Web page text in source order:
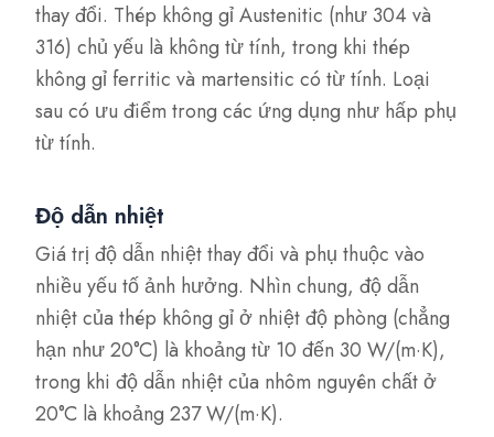
thay đổi. Thép không gỉ Austenitic (như 304 và
316) chủ yếu là không từ tính, trong khi thép
không gỉ ferritic và martensitic có từ tính. Loại
sau có ưu điểm trong các ứng dụng như hấp phụ
từ tính.
Độ dẫn nhiệt
Giá trị độ dẫn nhiệt thay đổi và phụ thuộc vào
nhiều yếu tố ảnh hưởng. Nhìn chung, độ dẫn
nhiệt của thép không gỉ ở nhiệt độ phòng (chẳng
hạn như 20°C) là khoảng từ 10 đến 30 W/(m·K),
trong khi độ dẫn nhiệt của nhôm nguyên chất ở
20°C là khoảng 237 W/(m·K).